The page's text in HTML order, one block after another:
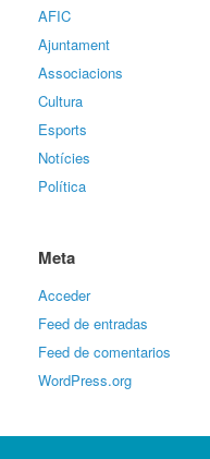
AFIC
Ajuntament
Associacions
Cultura
Esports
Notícies
Política
Meta
Acceder
Feed de entradas
Feed de comentarios
WordPress.org